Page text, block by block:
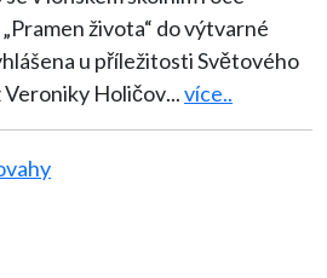
života“ do výtvarné
u příležitosti Světového
Veroniky Holičov...více..